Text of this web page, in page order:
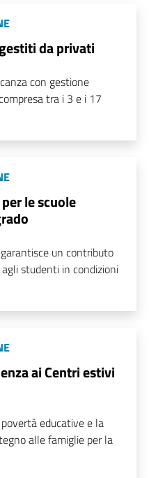
da privati
con gestione
tra i 3 e i 17
le scuole
un contributo
studenti in condizioni
ai Centri estivi
educative e la
alle famiglie per la